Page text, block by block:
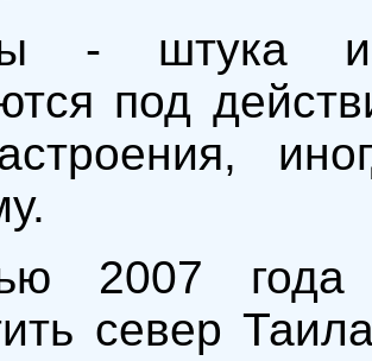
- штука
под
2007
север